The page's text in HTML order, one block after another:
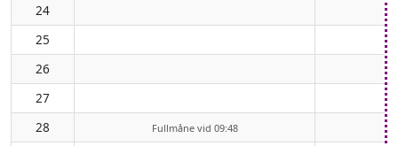
24
25
26
27
28
Fullmåne vid 09:48